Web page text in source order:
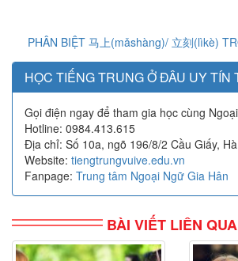
PHÂN BIỆT 马上(mǎshàng)/ 立刻(lìkè)
HỌC TIẾNG TRUNG Ở ĐÂU UY TÍN
Gọi điện ngay để tham gia học cùng
Hotline: 0984.413.615
Địa chỉ: Số 10a, ngõ 196/8/2 Cầu Giấy,
Website: tiengtrungvuive.edu.vn
Fanpage: Trung tâm Ngoại Ngữ Gia Hân
BÀI VIẾT LIÊN